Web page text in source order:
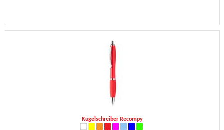
Kugelschreiber Recompy